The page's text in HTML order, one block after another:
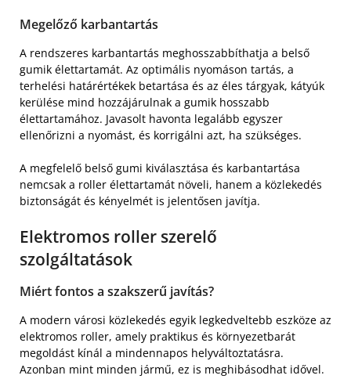
Megelőző karbantartás
A rendszeres karbantartás meghosszabbíthatja a belső
gumik élettartamát. Az optimális nyomáson tartás, a
terhelési határértékek betartása és az éles tárgyak, kátyúk
kerülése mind hozzájárulnak a gumik hosszabb
élettartamához. Javasolt havonta legalább egyszer
ellenőrizni a nyomást, és korrigálni azt, ha szükséges.
A megfelelő belső gumi kiválasztása és karbantartása
nemcsak a roller élettartamát növeli, hanem a közlekedés
biztonságát és kényelmét is jelentősen javítja.
Elektromos roller szerelő
szolgáltatások
Miért fontos a szakszerű javítás?
A modern városi közlekedés egyik legkedveltebb eszköze az
elektromos roller, amely praktikus és környezetbarát
megoldást kínál a mindennapos helyváltoztatásra.
Azonban mint minden jármű, ez is meghibásodhat idővel.